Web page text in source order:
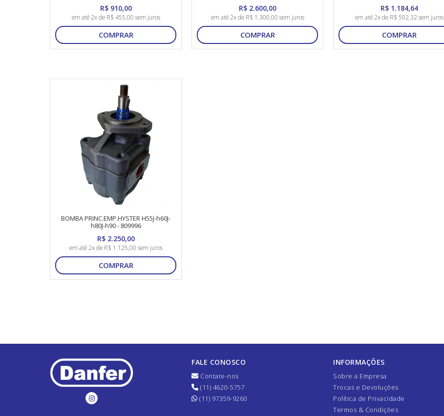
R$ 910,00
em até 2x de R$ 455,00 sem juros
COMPRAR
R$ 2.600,00
em até 2x de R$ 1.300,00 sem juros
COMPRAR
R$ 1.184,64
em até 2x de R$ 592,32 sem juros
COMPRAR
BOMBA PRINC.EMP.HYSTER H55J-h60J-
h80J-h90 - 809996
R$ 2.250,00
em até 2x de R$ 1.125,00 sem juros
COMPRAR
FALE CONOSCO
Contate-nos
(11) 4620-5757
(11) 97359-9260
INFORMAÇÕES
Sobre a Empresa
Trocas e Devoluções
Política de Privacidade
Termos & Condições